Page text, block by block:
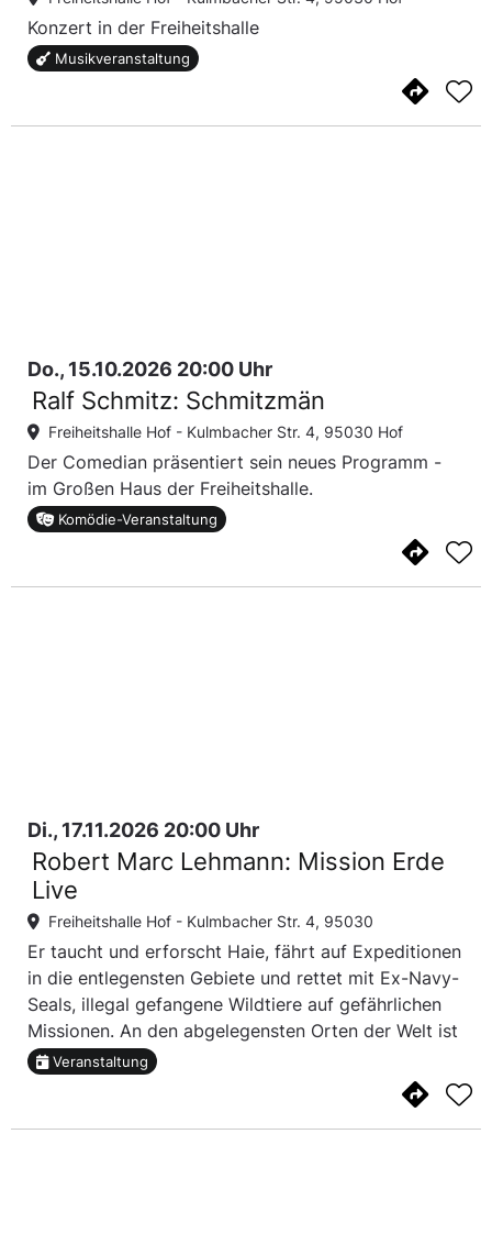
Konzert in der Freiheitshalle
Musikveranstaltung
Do., 15.10.2026 20:00 Uhr
Ralf Schmitz: Schmitzmän
Freiheitshalle Hof - Kulmbacher Str. 4, 95030 Hof
Der Comedian präsentiert sein neues Programm -
im Großen Haus der Freiheitshalle.
Komödie-Veranstaltung
Di., 17.11.2026 20:00 Uhr
Robert Marc Lehmann: Mission Erde
Live
Freiheitshalle Hof - Kulmbacher Str. 4, 95030
Er taucht und erforscht Haie, fährt auf Expeditionen
in die entlegensten Gebiete und rettet mit Ex-Navy-
Seals, illegal gefangene Wildtiere auf gefährlichen
Missionen. An den abgelegensten Orten der Welt ist
der National-Geographic Fotograf des Jahres 2015
Veranstaltung